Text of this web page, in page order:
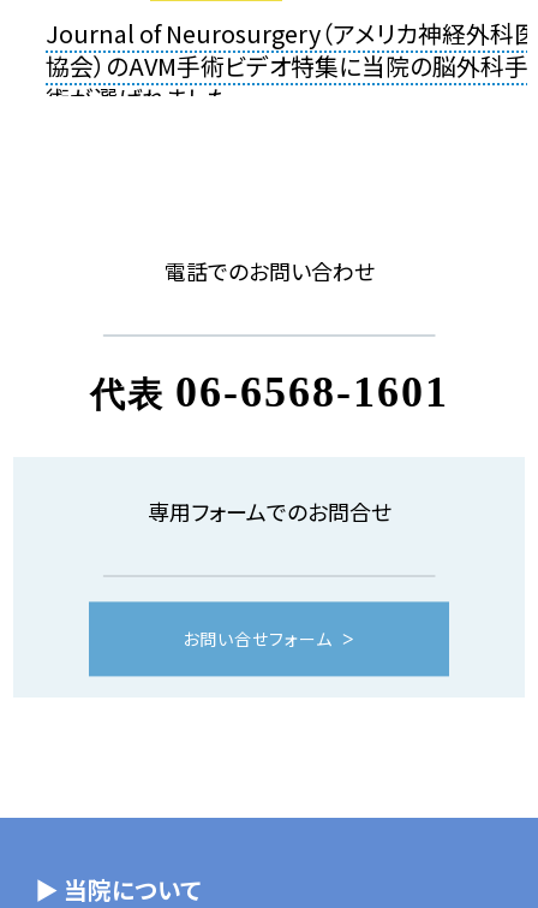
Journal of Neurosurgery（アメリカ神経外科医
協会）のAVM手術ビデオ特集に当院の脳外科手
術が選ばれました
電話でのお問い合わせ
代表 06-6568-1601
専用フォームでのお問合せ
お問い合せフォーム
▶ 当院について